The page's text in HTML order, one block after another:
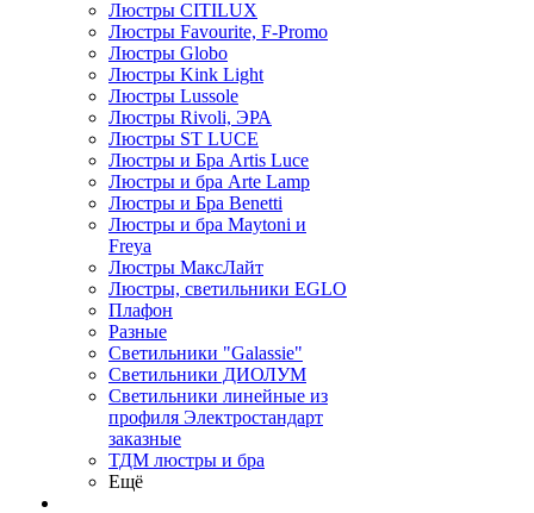
Люстры CITILUX
Люстры Favourite, F-Promo
Люстры Globo
Люстры Kink Light
Люстры Lussole
Люстры Rivoli, ЭРА
Люстры ST LUCE
Люстры и Бра Artis Luce
Люстры и бра Arte Lamp
Люстры и Бра Benetti
Люстры и бра Maytoni и
Freya
Люстры МаксЛайт
Люстры, светильники EGLO
Плафон
Разные
Светильники "Galassie"
Светильники ДИОЛУМ
Светильники линейные из
профиля Электростандарт
заказные
ТДМ люстры и бра
Ещё